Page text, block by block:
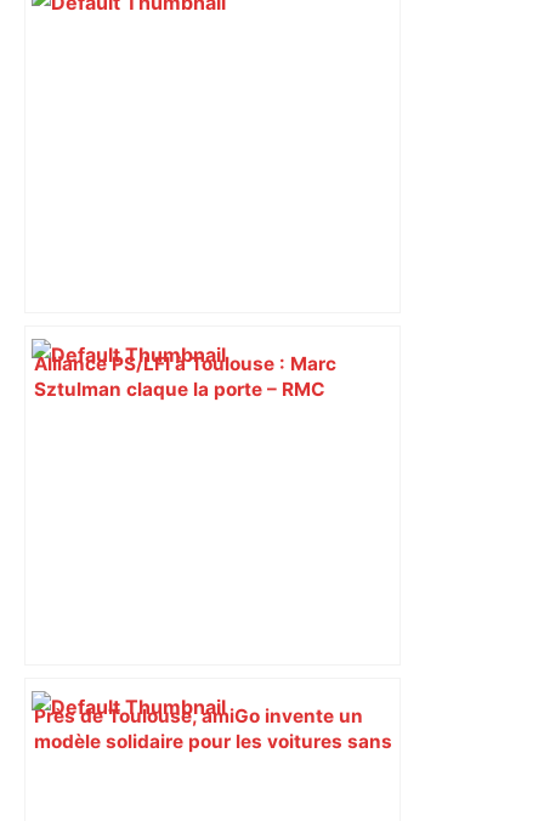
Alliance PS/LFI à Toulouse : Marc
Sztulman claque la porte – RMC
Près de Toulouse, amiGo invente un
modèle solidaire pour les voitures sans